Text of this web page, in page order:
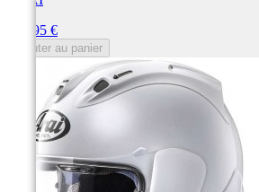
999,95 €
Ajouter au panier